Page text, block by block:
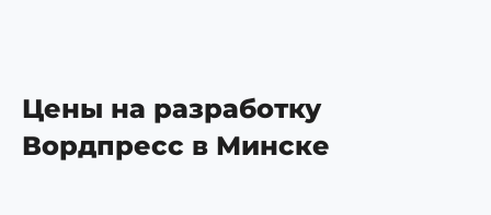
Цены на разработку
Вордпресс в Минске